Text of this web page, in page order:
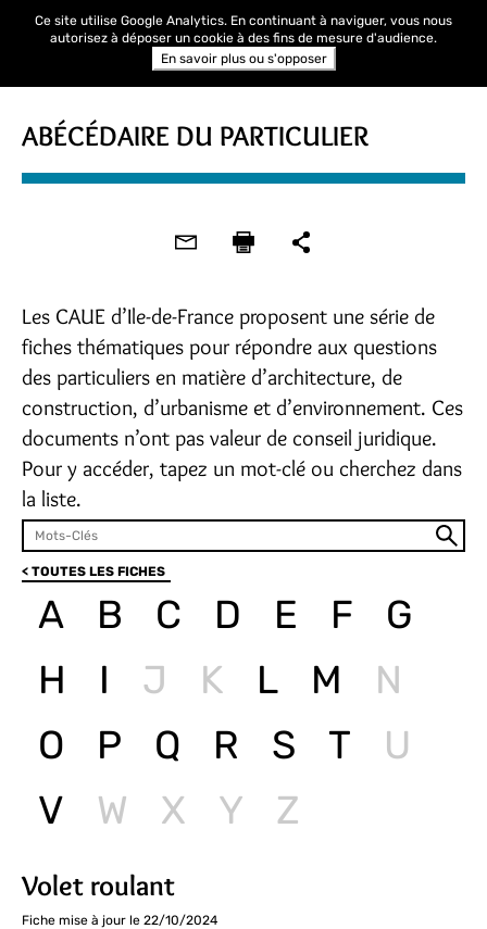
ABÉCÉDAIRE DU PARTICULIER
Les CAUE d’Ile-de-France proposent une série de
fiches thématiques pour répondre aux questions
des particuliers en matière d’architecture, de
construction, d’urbanisme et d’environnement. Ces
documents n’ont pas valeur de conseil juridique.
Pour y accéder, tapez un mot-clé ou cherchez dans
la liste.
< TOUTES LES FICHES
A B C D E F
G
H
I J K L M
N
O
P Q R S T
U
V
W X Y Z
Volet roulant
Fiche mise à jour le 22/10/2024
Ce site utilise Google Analytics. En continuant à naviguer, vous nous
autorisez à déposer un cookie à des fins de mesure d'audience.
En savoir plus ou s'opposer